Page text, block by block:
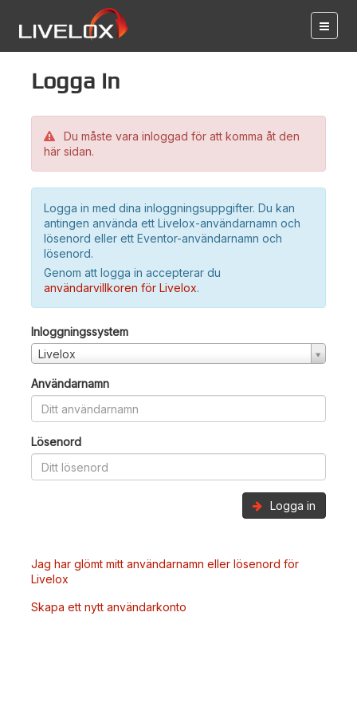
Logga in
Du måste vara inloggad för att komma åt den
här sidan.
Logga in med dina inloggningsuppgifter. Du kan
antingen använda ett Livelox-användarnamn och
lösenord eller ett Eventor-användarnamn och
lösenord.
Genom att logga in accepterar du
användarvillkoren för Livelox.
Inloggningssystem
Livelox
Användarnamn
Lösenord
Logga in
Jag har glömt mitt användarnamn eller lösenord för
Livelox
Skapa ett nytt användarkonto